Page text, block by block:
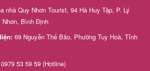
nhà Quy Nhơn Tourist, 94 Hà Huy Tập, P. Lý
Bình Định
69 Nguyễn Thế Bảo, Phường Tuy Hoà, Tỉnh
53 59 59 (Hotline)